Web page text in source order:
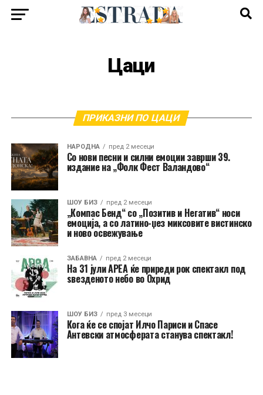
Цаци
ПРИКАЗНИ ПО ЦАЦИ
НАРОДНА пред 2 месеци
Со нови песни и силни емоции заврши 39.
издание на „Фолк Фест Валандово“
ШОУ БИЗ пред 2 месеци
„Компас Бенд“ со „Позитив и Негатив“ носи
емоција, а со латино-џез миксовите вистинско
и ново освежување
ЗАБАВНА пред 2 месеци
На 31 јули АРЕА ќе приреди рок спектакл под
ѕвезденото небо во Охрид
ШОУ БИЗ пред 3 месеци
Кога ќе се спојат Илчо Париси и Спасе
Антевски атмосферата станува спектакл!